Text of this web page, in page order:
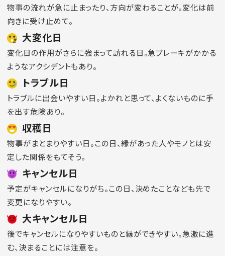
物事の流れが急に止まったり、方向が変わることが。変化は前
向きに受け止めて。
大変化日
変化日の作用がさらに強まって訪れる日。急ブレーキがかかる
ようなアクシデントもあり。
トラブル日
トラブルに出会いやすい日。よかれと思って、よくないものに手
を出す危険あり。
収穫日
物事がまとまりやすい日。この日、縁があった人やモノとは安
定した関係をもてそう。
キャンセル日
予定がキャンセルになりがち。この日、決めたことなども先で
変更になりやすい。
大キャンセル日
後でキャンセルになりやすいものと縁ができやすい。急激に進
む、決まることには注意を。